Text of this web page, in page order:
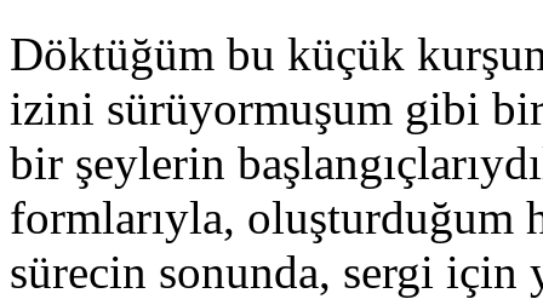
Döktüğüm bu küçük
izini sürüyormuşum gibi
bir şeylerin
formlarıyla, oluşturduğum
sürecin sonunda, sergi için